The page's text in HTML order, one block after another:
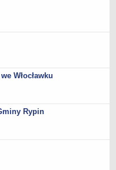
Polskie
oraz siedziby
granic okręgów wyborczych
Włocławku
Rypin